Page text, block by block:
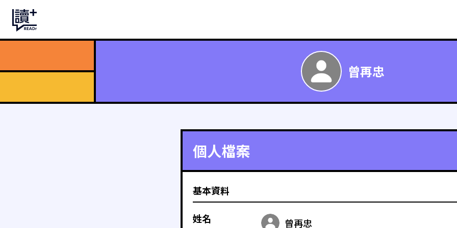
曾再忠
個人檔案
基本資料
姓名 曾再忠